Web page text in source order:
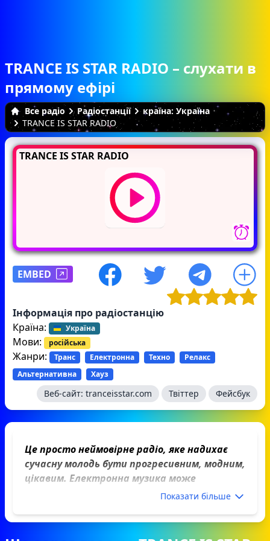
TRANCE IS STAR RADIO – слухати в
прямому ефірі
Все радіо Радіостанції
країна: Україна
TRANCE IS STAR RADIO
TRANCE IS STAR RADIO
EMBED
Інформація про радіостанцію
Країна:
Україна
Мови: російська
Жанри: Транс Електронна Техно
Релакс
Альтернативна
Хауз
Веб-сайт: tranceisstar.com Твіттер Фейсбук
Це просто неймовірне радіо, яке надихає
сучасну молодь бути прогресивним, модним,
цікавим. Електронна музика може
занурити у стан трансу, тому коли слухаєш
вимір, відволікаєшся від побутових
проблем. Музика, яка грає на радіо, доволі
Показати більше